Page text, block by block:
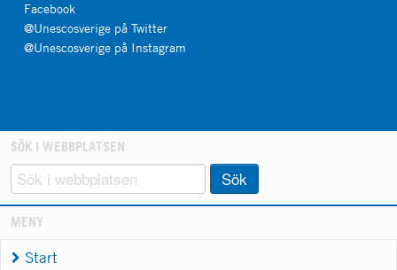
Facebook
@Unescosverige på Twitter
@Unescosverige på Instagram
SÖK I WEBBPLATSEN
Sök
MENY
Start